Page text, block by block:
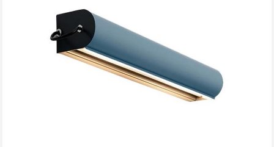
afbeeldingen-